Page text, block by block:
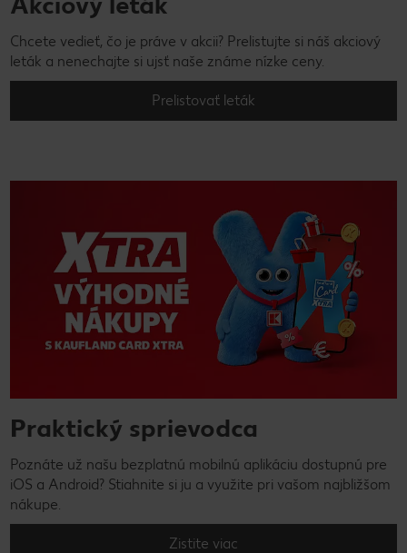
Chcete vedieť, čo je práve v akcii? Prelistujte si náš akciový
leták a nenechajte si ujsť naše známe nízke ceny.
Prelistovať leták
Praktický sprievodca
Poznáte už našu bezplatnú mobilnú aplikáciu dostupnú pre
iOS a Android? Stiahnite si ju a využite pri vašom najbližšom
nákupe.
Zistite viac